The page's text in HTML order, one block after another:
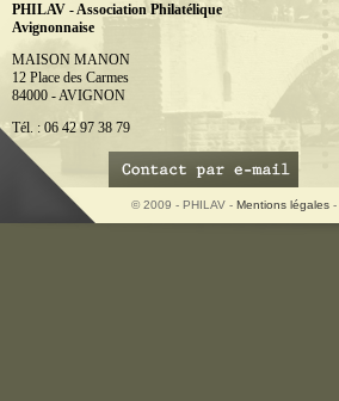
PHILAV - Association Philatélique
Avignonnaise
MAISON MANON
12 Place des Carmes
84000 - AVIGNON
Tél. : 06 42 97 38 79
© 2009 - PHILAV - Mentions légales -